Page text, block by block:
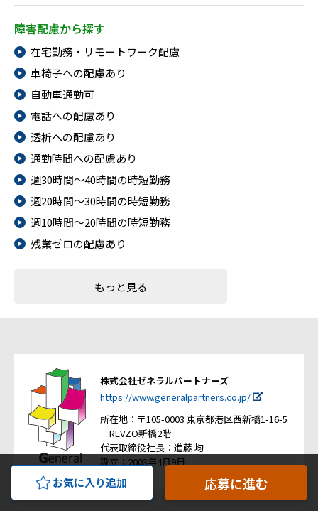
障害配慮から探す
在宅勤務・リモートワーク配慮
車椅子への配慮あり
自動車通勤可
電話への配慮あり
透析への配慮あり
通勤時間への配慮あり
週30時間～40時間の時短勤務
週20時間～30時間の時短勤務
週10時間～20時間の時短勤務
残業ゼロの配慮あり
もっと見る
株式会社ゼネラルパートナーズ
https://www.generalpartners.co.jp/
所在地：〒105-0003 東京都港区西新橋1-16-5
REVZO新橋2階
代表取締役社長：進藤 均
設立：2003年4月9日
お気に入り追加 応募に進む